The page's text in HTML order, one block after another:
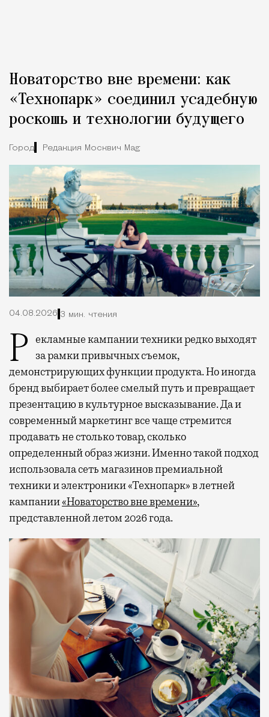
Новаторство вне времени: как
«Технопарк» соединил усадебную
роскошь и технологии будущего
Город Редакция Москвич Mag
04.08.2026 3 мин. чтения
Рекламные кампании техники редко выходят
за рамки привычных съемок,
демонстрирующих функции продукта. Но иногда
бренд выбирает более смелый путь и превращает
презентацию в культурное высказывание. Да и
современный маркетинг все чаще стремится
продавать не столько товар, сколько
определенный образ жизни. Именно такой подход
использовала сеть магазинов премиальной
техники и электроники «Технопарк» в летней
кампании«Новаторство вне времени»,
представленной летом 2026 года.